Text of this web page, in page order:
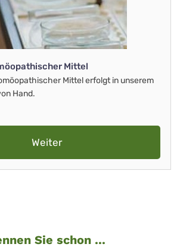
Mittel
Mittel erfolgt in unserem
Hand.
Weiter
Sie schon ...